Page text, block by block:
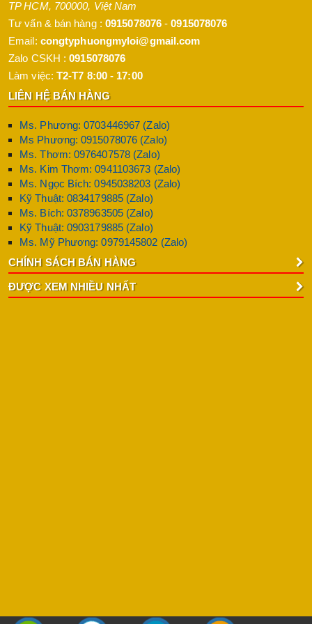
TP HCM, 700000, Việt Nam
Tư vấn & bán hàng : 0915078076 -0915078076
Email: congtyphuongmyloi@gmail.com
Zalo CSKH :0915078076
Làm việc: T2-T7 8:00 - 17:00
LIÊN HỆ BÁN HÀNG
Ms. Phương: 0703446967 (Zalo)
Ms Phương: 0915078076 (Zalo)
Ms. Thơm: 0976407578 (Zalo)
Ms. Kim Thơm: 0941103673 (Zalo)
Ms. Ngọc Bích: 0945038203 (Zalo)
Kỹ Thuật: 0834179885 (Zalo)
Ms. Bích: 0378963505 (Zalo)
Kỹ Thuật: 0903179885 (Zalo)
Ms. Mỹ Phương: 0979145802 (Zalo)
CHÍNH SÁCH BÁN HÀNG
ĐƯỢC XEM NHIỀU NHẤT